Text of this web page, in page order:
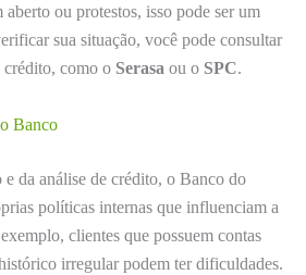
ou protestos, isso pode ser um
sua situação, você pode consultar
crédito, como o Serasa ou o SPC.
Banco
da análise de crédito, o Banco do
políticas internas que influenciam a
clientes que possuem contas
irregular podem ter dificuldades.